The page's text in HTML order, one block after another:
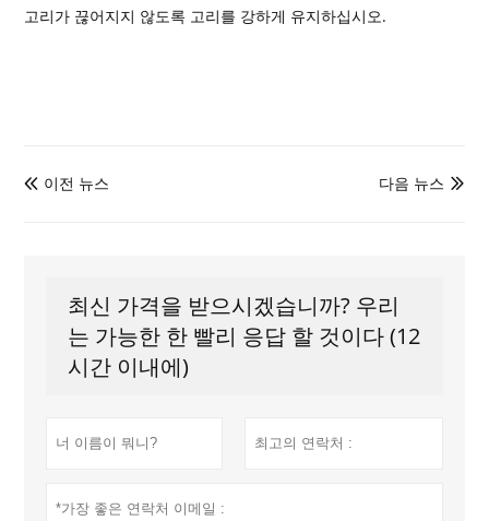
고리가 끊어지지 않도록 고리를 강하게 유지하십시오.
 이전 뉴스 
다음 뉴스
최신 가격을 받으시겠습니까? 우리
는 가능한 한 빨리 응답 할 것이다 (12
시간 이내에)